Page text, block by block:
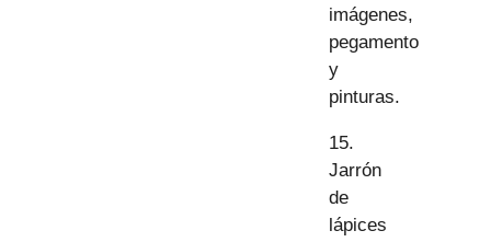
imágenes,
pegamento
y
pinturas.
15.
Jarrón
de
lápices